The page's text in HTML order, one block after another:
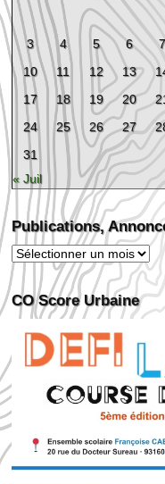
3
4 5 6 7
10
11 12 13
17
18 19 20
24
25 26 27
31
« Juil
Publications,
Publications,
Annonces…
CO Score Urbaine